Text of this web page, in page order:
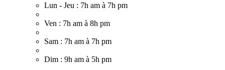
Lun - Jeu : 7h am à 7h pm
Ven : 7h am à 8h pm
Sam : 7h am à 7h pm
Dim : 9h am à 5h pm